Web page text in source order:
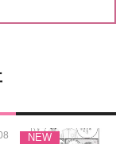
NEW